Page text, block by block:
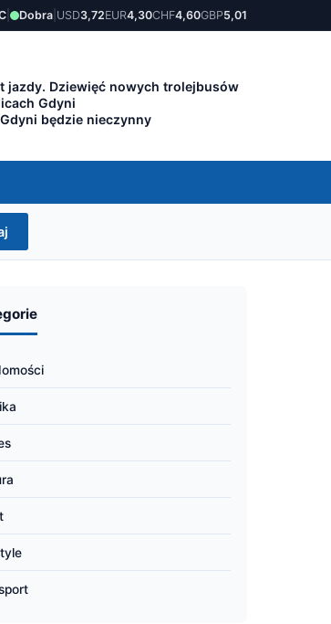
Dobra USD3,72EUR4,30CHF4,60GBP5,01
jazdy. Dziewięć nowych trolejbusów
Gdyni
będzie nieczynny